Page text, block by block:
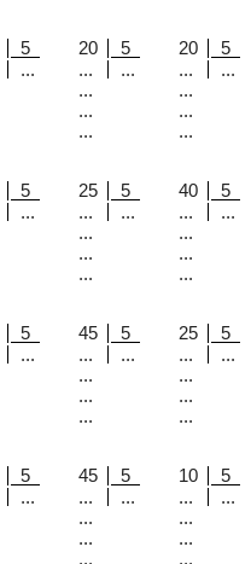
5 20 5 20
5
... ... ... ...
...
...
...
...
...
... ...
5 25 5 40
5
... ... ... ...
...
...
...
...
...
... ...
5 45 5 25
5
... ... ... ...
...
...
...
...
...
... ...
5 45 5 10
5
... ... ... ...
...
...
...
...
...
... ...